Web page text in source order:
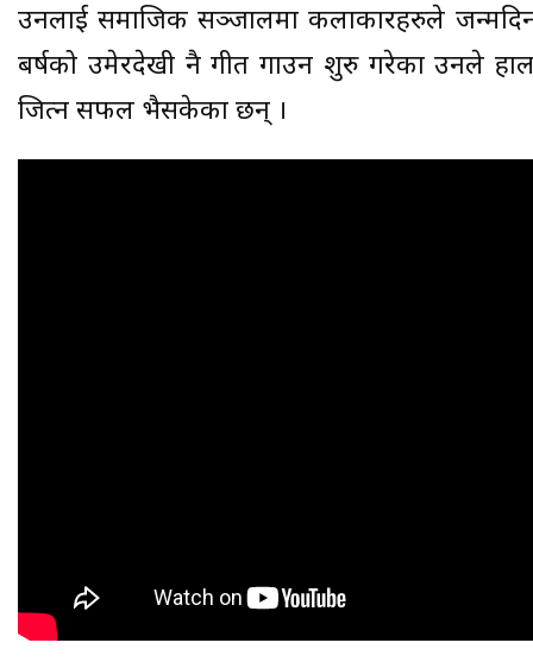
उनलाई समाजिक सञ्जालमा कलाकारहरुले
बर्षको उमेरदेखी नै गीत गाउन शुरु गरेका उनले
जित्न सफल भैसकेका छन् ।